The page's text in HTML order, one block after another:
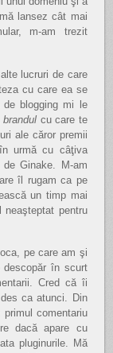
lansez cât mai
m-am trezit
lucruri de care
cu care ea se
de blogging mi le
brandul cu care te
ale căror premii
urmă cu câţiva
Ginake. M-am
îl rugam ca pe
un timp mai
neaşteptat pentru
pe care am şi
descopăr în scurt
Cred că îi
ca atunci. Din
comentariu
dacă apare cu
pluginurile. Mă